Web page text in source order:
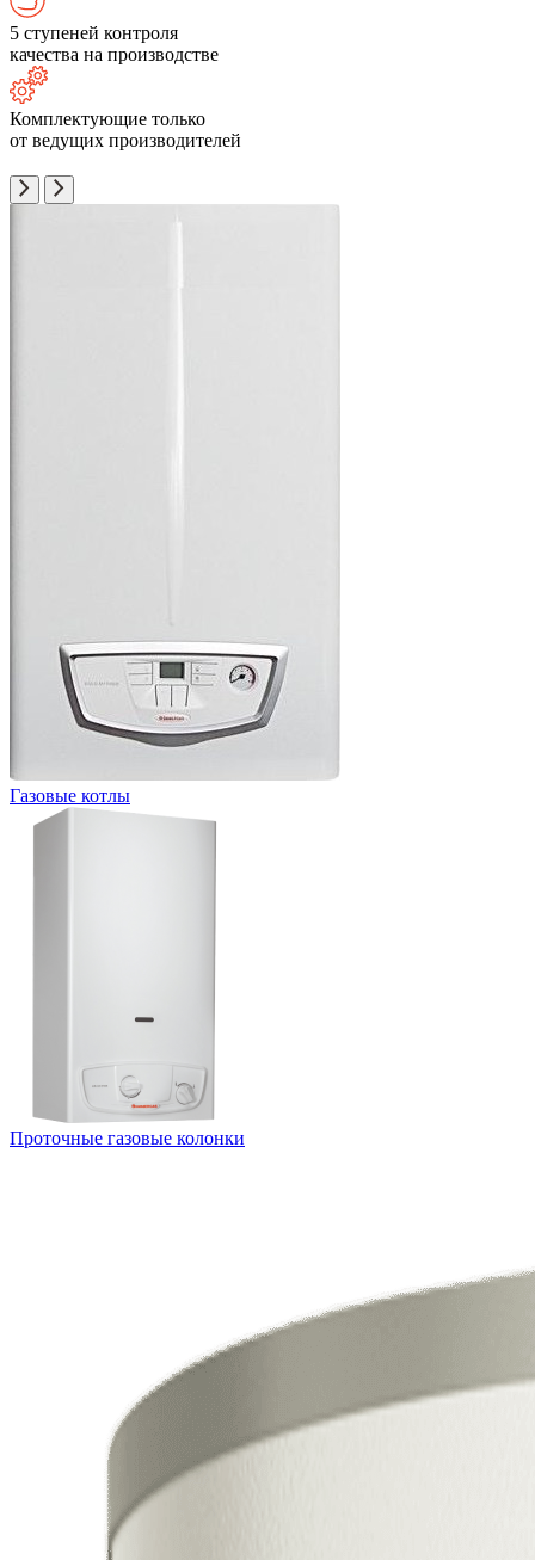
5 ступеней контроля
качества на производстве
Комплектующие только
от ведущих производителей
Газовые котлы
Проточные газовые колонки